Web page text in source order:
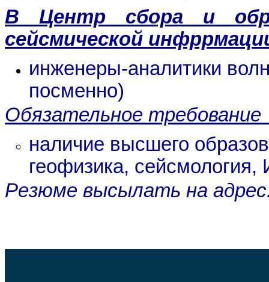
В Центр сбора и
сейсмической
инженеры-аналитики
посменно)
Обязательное
наличие высшего
геофизика, сейсмология,
Резюме высылать на